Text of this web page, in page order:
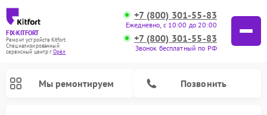
FIX-KITFORT
Ремонт устройств Kitfort
Специализированный
cервисный центр г.Орёл
+7 (800) 301-55-83
Ежедневно, с 10:00 до 20:00
+7 (800) 301-55-83
Звонок бесплатный по РФ
Мы ремонтируем Позвонить